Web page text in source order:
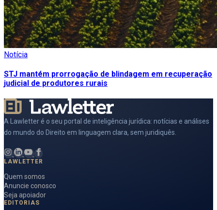
Notícia
STJ mantém prorrogação de blindagem em recuperação
judicial de produtores rurais
A Lawletter é o seu portal de inteligência jurídica: notícias e análises
do mundo do Direito em linguagem clara, sem juridiquês.
LAWLETTER
Quem somos
Anuncie conosco
Seja apoiador
EDITORIAS